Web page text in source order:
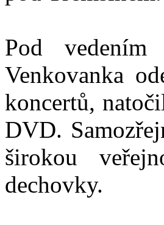
Pod vedením
Venkovanka
koncertů,
DVD.
širokou
dechovky.